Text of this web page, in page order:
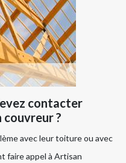
contacter
couvreur ?
avec leur toiture ou avec
faire appel à Artisan